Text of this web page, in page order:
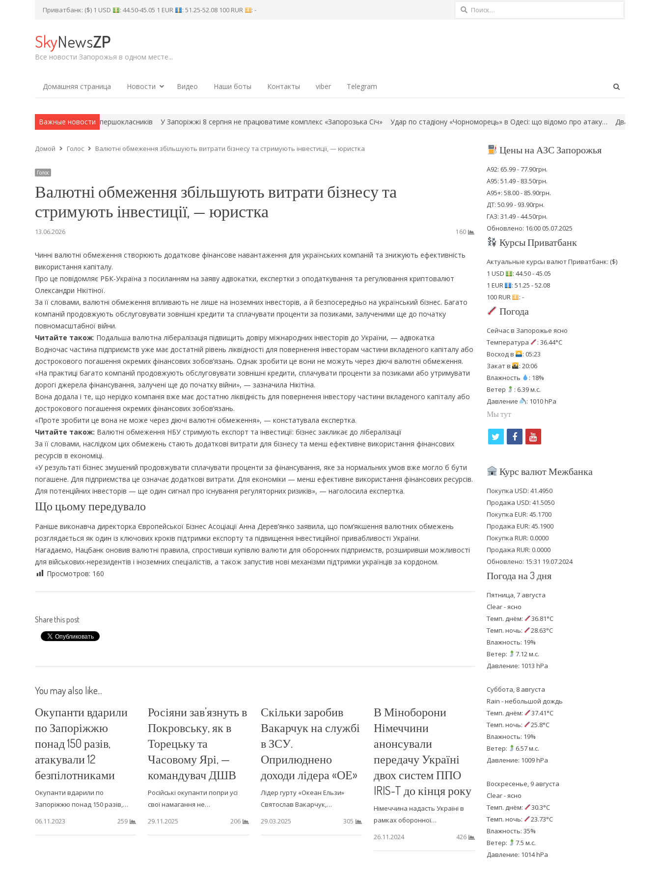
Приватбанк: ($) 1 USD : 44.50-45.05 1 EUR : 51.25-52.08 100 RUR : - Найти:
SkyNewsZP
Все новости Запорожья в одном месте...
Домашняя страница Новости Видео Наши боты Контакты viber Telegram
Важные новости
виплату на першокласників У Запоріжжі 8 серпня не працюватиме комплекс «Запорозька Січ» Удар по стадіону «Чорноморець» в Одесі: що відомо про атаку… Два населені пункти
Домой Голос Валютні обмеження збільшують витрати бізнесу та стримують інвестиції, — юристка
Голос
Валютні обмеження збільшують витрати бізнесу та
стримують інвестиції, — юристка
13.06.2026 160
Чинні валютні обмеження створюють додаткове фінансове навантаження для українських компаній та знижують ефективність
використання капіталу.
Про це повідомляє РБК-Україна з посиланням на заяву адвокатки, експертки з оподаткування та регулювання криптовалют
Олександри Нікітіної.
За її словами, валютні обмеження впливають не лише на іноземних інвесторів, а й безпосередньо на український бізнес. Багато
компаній продовжують обслуговувати зовнішні кредити та сплачувати проценти за позиками, залученими ще до початку
повномасштабної війни.
Читайте також: Подальша валютна лібералізація підвищить довіру міжнародних інвесторів до України, — адвокатка
Водночас частина підприємств уже має достатній рівень ліквідності для повернення інвесторам частини вкладеного капіталу або
дострокового погашення окремих фінансових зобов’язань. Однак зробити це вони не можуть через діючі валютні обмеження.
«На практиці багато компаній продовжують обслуговувати зовнішні кредити, сплачувати проценти за позиками або утримувати
дорогі джерела фінансування, залучені ще до початку війни», — зазначила Нікітіна.
Вона додала і те, що нерідко компанія вже має достатню ліквідність для повернення інвестору частини вкладеного капіталу або
дострокового погашення окремих фінансових зобов’язань.
«Проте зробити це вона не може через діючі валютні обмеження», — констатувала експертка.
Читайте також: Валютні обмеження НБУ стримують експорт та інвестиції: бізнес закликає до лібералізації
За її словами, наслідком цих обмежень стають додаткові витрати для бізнесу та менш ефективне використання фінансових
ресурсів в економіці.
«У результаті бізнес змушений продовжувати сплачувати проценти за фінансування, яке за нормальних умов вже могло б бути
погашене. Для підприємства це означає додаткові витрати. Для економіки — менш ефективне використання фінансових ресурсів.
Для потенційних інвесторів — ще один сигнал про існування регуляторних ризиків», — наголосила експертка.
Що цьому передувало
Раніше виконавча директорка Європейської Бізнес Асоціації Анна Дерев’янко заявила, що пом’якшення валютних обмежень
розглядається як один із ключових кроків підтримки експорту та підвищення інвестиційної привабливості України.
Нагадаємо, Нацбанк оновив валютні правила, спростивши купівлю валюти для оборонних підприємств, розширивши можливості
для військових-нерезидентів і іноземних спеціалістів, а також запустив нові механізми підтримки українців за кордоном.
Просмотров: 160
Share this post
You may also like...
Окупанти вдарили
по Запоріжжю
понад 150 разів,
атакували 12
безпілотниками
Окупанти вдарили по
Запоріжжю понад 150 разів,…
06.11.2023
259
Росіяни зав’язнуть в
Покровську, як в
Торецьку та
Часовому Ярі, —
командувач ДШВ
Російські окупанти попри усі
свої намагання не…
29.11.2025
206
Скільки заробив
Вакарчук на службі
в ЗСУ.
Оприлюднено
доходи лідера «ОЕ»
Лідер гурту «Океан Ельзи»
Святослав Вакарчук,…
29.03.2025
305
В Міноборони
Німеччини
анонсували
передачу Україні
двох систем ППО
IRIS-T до кінця року
Німеччина надасть Україні в
рамках оборонної…
26.11.2024
426
Цены на АЗС Запорожья
А92: 65.99 - 77.90грн.
А95: 51.49 - 83.50грн.
А95+: 58.00 - 85.90грн.
ДТ: 50.99 - 93.90грн.
ГАЗ: 31.49 - 44.50грн.
Обновлено: 16:00 05.07.2025
Курсы Приватбанк
Актуальные курсы валют Приватбанк: ($)
1 USD
: 44.50 - 45.05
1 EUR
: 51.25 - 52.08
100 RUR
: -
Погода
Сейчас в Запорожье ясно
Температура
: 36.44°C
Восход в
: 05:23
Закат в
: 20:06
Влажность
: 18%
Ветер
: 6.39 м.с.
Давление
: 1010 hPa
Мы тут
i
t
e
r
f
c
b
o
o
k
y
u
u
b
e
Курс валют Межбанка
Покупка USD: 41.4950
Продажа USD: 41.5050
Покупка EUR: 45.1700
Продажа EUR: 45.1900
Покупка RUR: 0.0000
Продажа RUR: 0.0000
Обновлено: 15:31 19.07.2024
Погода на 3 дня
Пятница, 7 августа
Clear - ясно
Темп. днём:
36.81°C
Темп. ночь:
28.63°C
Влажность: 19%
Ветер:
7.12 м.с.
Давление: 1013 hPa
Суббота, 8 августа
Rain - небольшой дождь
Темп. днём:
37.41°C
Темп. ночь:
25.8°C
Влажность: 19%
Ветер:
6.57 м.с.
Давление: 1009 hPa
Воскресенье, 9 августа
Clear - ясно
Темп. днём:
30.3°C
Темп. ночь:
23.73°C
Влажность: 35%
Ветер:
7.5 м.с.
Давление: 1014 hPa